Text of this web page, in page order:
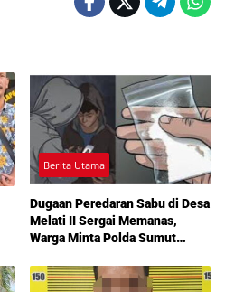
Berita Utama
Dugaan Peredaran Sabu di Desa
Melati II Sergai Memanas,
Warga Minta Polda Sumut